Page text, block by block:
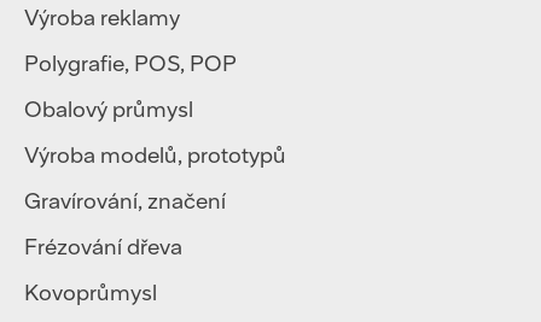
Výroba reklamy
Polygrafie, POS, POP
Obalový průmysl
Výroba modelů, prototypů
Gravírování, značení
Frézování dřeva
Kovoprůmysl